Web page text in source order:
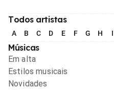
Todos artistas
A B C D E F G H I
Músicas
Em alta
Estilos musicais
Novidades